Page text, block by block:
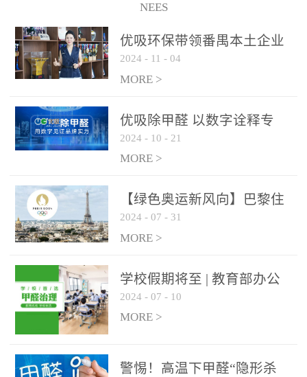
NEES
优吸环保带领番禺本​土企业
勇敢破局向“新”
2024 - 11 - 04
MORE >
优吸除甲醛 以数字诠释专
业，尽显除醛品牌实力！
2024 - 10 - 21
MORE >
【绿色奥运新风向】巴黎住
宿风波：优吸环保共建健康
绿色家居
2024 - 07 - 31
MORE >
学校假期将至 | 教育部办公
厅关于加强学校新建校舍室
内空气质量管理通知
2024 - 07 - 10
MORE >
警惕！高温下甲醛“隐形杀